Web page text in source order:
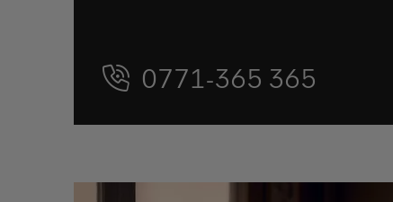
0771-365 365